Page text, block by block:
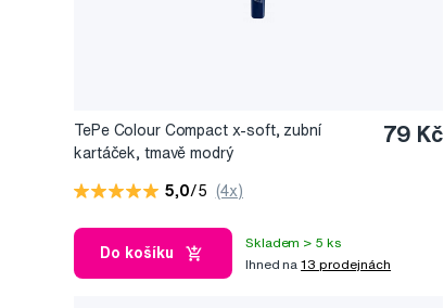
TePe Colour Compact x-soft, zubní
kartáček, tmavě modrý
79 Kč
5,0/5 (4x)
Do košíku
Skladem > 5 ks
Ihned na13 prodejnách